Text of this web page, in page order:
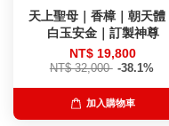
天上聖母｜香樟｜朝天體
白玉安金｜訂製神尊
NT$ 19,800
NT$ 32,000 -38.1%
加入購物車